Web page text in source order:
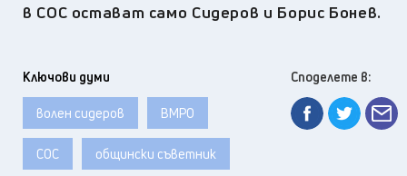
в СОС остават само Сидеров и Борис Бонев.
Ключови думи
волен сидеров ВМРО
СОС общински съветник
Споделете в: